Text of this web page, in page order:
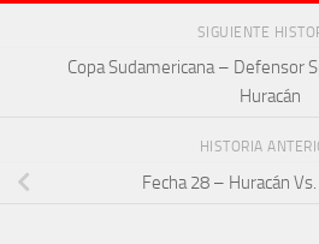
SIGUIENTE
Copa Sudamericana – Defensor
Huracán
HISTORIA
Fecha 28 – Huracán